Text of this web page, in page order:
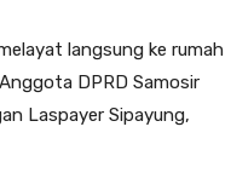
langsung ke rumah
DPRD Samosir
Laspayer Sipayung,